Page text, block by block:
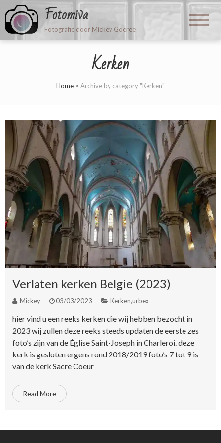
Fotomiva
Fotografie door Mickey Goeree
Kerken
Home > Archive by category "Kerken"
Verlaten kerken Belgie (2023)
Mickey 03/03/2023 Kerken,urbex
hier vind u een reeks kerken die wij hebben bezocht in
2023 wij zullen deze reeks steeds updaten de eerste zes
foto’s zijn van de Église Saint-Joseph in Charleroi. deze
kerk is gesloten ergens rond 2018/2019 foto’s 7 tot 9 is
van de kerk Sacre Coeur
Read More